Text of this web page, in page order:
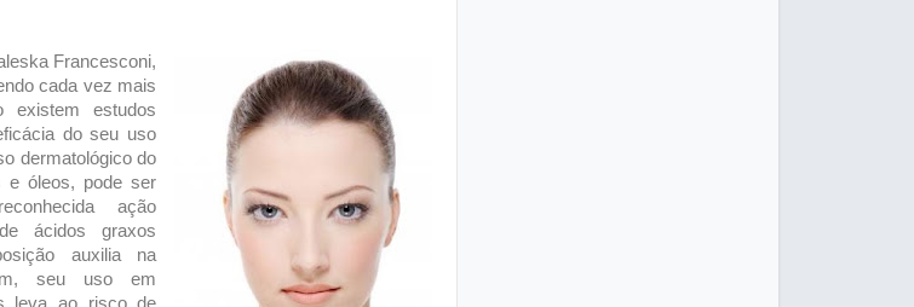
Francesconi,
cada vez mais
existem estudos
do seu uso
dermatológico do
e óleos, pode ser
ação
ácidos graxos
auxilia na
seu uso em
leva ao risco de